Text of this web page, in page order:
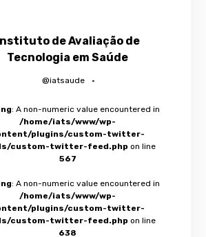
de Avaliação de
Tecnologia em Saúde
@iatsaude ·
: A non-numeric value encountered in
/home/iats/www/wp-
plugins/custom-twitter-
custom-twitter-feed.php on line
567
: A non-numeric value encountered in
/home/iats/www/wp-
plugins/custom-twitter-
custom-twitter-feed.php on line
638